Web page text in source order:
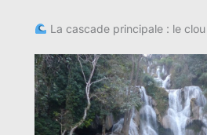
La cascade principale : le